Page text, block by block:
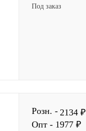
Под заказ
Розн. - 2134 ₽
Опт - 1977 ₽